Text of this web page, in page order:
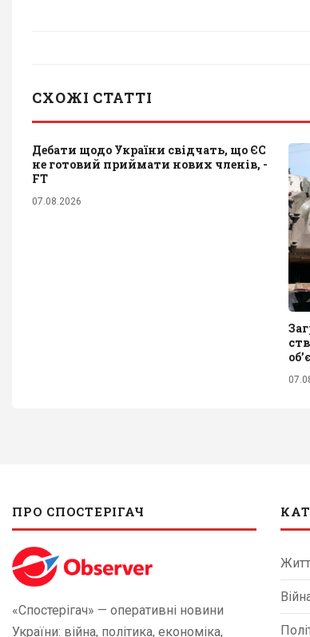
СХОЖІ СТАТТІ
Дебати щодо України свідчать, що ЄС
не готовий приймати нових членів, -
FT
07.08.2026
ПРО СПОСТЕРІГАЧ
«Спостерігач» — оперативні новини
України: війна, політика, економіка,